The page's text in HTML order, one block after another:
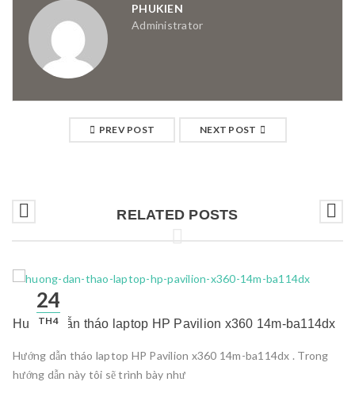
PHUKIEN
Administrator
PREV POST NEXT POST
RELATED POSTS
24
TH4
Hướng dẫn tháo laptop HP Pavilion x360 14m-ba114dx
Hướng dẫn tháo laptop HP Pavilion x360 14m-ba114dx . Trong
hướng dẫn này tôi sẽ trình bày như